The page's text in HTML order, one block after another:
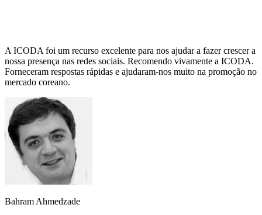
A ICODA foi um recurso excelente para nos ajudar a fazer crescer a
nossa presença nas redes sociais. Recomendo vivamente a ICODA.
Forneceram respostas rápidas e ajudaram-nos muito na promoção no
mercado coreano.
Bahram Ahmedzade